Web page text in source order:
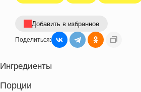
Добавить в избранное
Поделиться:
Ингредиенты
Порции